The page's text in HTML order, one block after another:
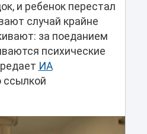
и ребенок перестал
случай крайне
за поеданием
психические
ИА
ссылкой